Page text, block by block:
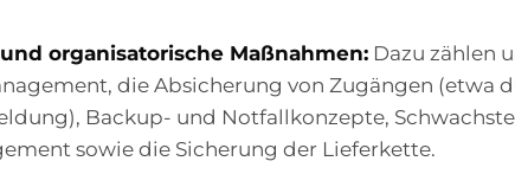
organisatorische Maßnahmen: Dazu zählen
die Absicherung von Zugängen (etwa
Backup- und Notfallkonzepte,
sowie die Sicherung der Lieferkette.